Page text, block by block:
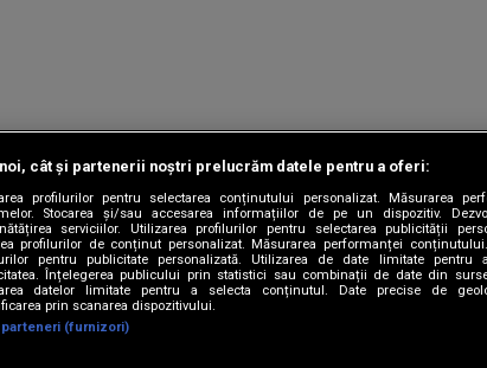
/ DIGI ROMANIA S.A.
de confidențialitate|Contact/Info| Codul etic|Sitemap
ne și pe
cât și partenerii noștri prelucrăm datele pentru a oferi:
profilurilor pentru selectarea conținutului personalizat. Măsurarea
Stocarea și/sau accesarea informațiilor de pe un dispozitiv.
serviciilor. Utilizarea profilurilor pentru selectarea publicității
profilurilor de conținut personalizat. Măsurarea performanței
pentru publicitate personalizată. Utilizarea de date limitate pentru
Înțelegerea publicului prin statistici sau combinații de date din
datelor limitate pentru a selecta conținutul. Date precise de
prin scanarea dispozitivului.
parteneri (furnizori)